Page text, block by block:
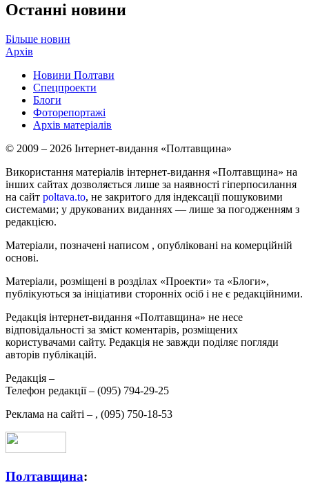
Останні новини
Більше новин
Архів
Новини Полтави
Спецпроекти
Блоги
Фоторепортажі
Архів матеріалів
© 2009 – 2026 Інтернет-видання «Полтавщина»
Використання матеріалів інтернет-видання «Полтавщина» на
інших сайтах дозволяється лише за наявності гіперпосилання
на сайт poltava.to, не закритого для індексації пошуковими
системами; у друкованих виданнях — лише за погодженням з
редакцією.
Матеріали, позначені написом , опубліковані на комерційній
основі.
Матеріали, розміщені в розділах «Проекти» та «Блоги»,
публікуються за ініціативи сторонніх осіб і не є редакційними.
Редакція інтернет-видання «Полтавщина» не несе
відповідальності за зміст коментарів, розміщених
користувачами сайту. Редакція не завжди поділяє погляди
авторів публікацій.
Редакція –
Телефон редакції – (095) 794-29-25
Реклама на сайті – , (095) 750-18-53
Полтавщина: